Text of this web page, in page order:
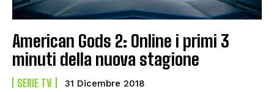
American Gods 2: Online i primi 3
minuti della nuova stagione
SERIE TV 31 Dicembre 2018